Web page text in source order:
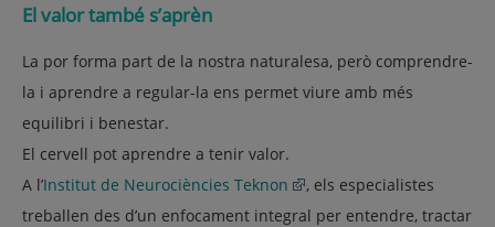
El valor també s’aprèn
La por forma part de la nostra naturalesa, però comprendre-
la i aprendre a regular-la ens permet viure amb més
equilibri i benestar.
El cervell pot aprendre a tenir valor.
A l’Institut de Neurociències Teknon
, els especialistes
treballen des d’un enfocament integral per entendre, tractar